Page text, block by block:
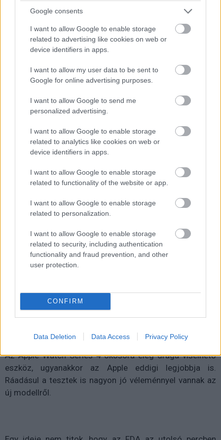
Google consents
I want to allow Google to enable storage
related to advertising like cookies on web or
device identifiers in apps.
I want to allow my user data to be sent to
Google for online advertising purposes.
I want to allow Google to send me
personalized advertising.
I want to allow Google to enable storage
related to analytics like cookies on web or
device identifiers in apps.
I want to allow Google to enable storage
related to functionality of the website or app.
I want to allow Google to enable storage
related to personalization.
I want to allow Google to enable storage
related to security, including authentication
functionality and fraud prevention, and other
user protection.
CONFIRM
Data Deletion Data Access Privacy Policy
balatoni kardioösvény (X)
4 és egy 8 km-es egészségügyi tanösvény nyílt
Balatonalmádiban.
#huawei #android
#hajlékony
Az orvosok egy része nagyon
nem szereti az Apple új
okosóráját
Kedvencekhez
Harangi László |2018 szeptember 22. 13:00
Watch, azonban nem minden orvos rajong az
EKG-képes eszközért.
Az Apple Watch Series 4 okosóra elég drága viselhető
eszköz, ugyanakkor az Apple eddigi legjobbja is.
Ráadásul a tesztek is nagyon jó véleménnyel vannak az
új modellről.